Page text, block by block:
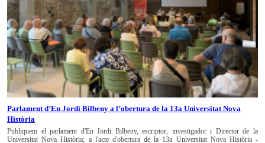
Parlament d’En Jordi Bilbeny a l’obertura de la 13a Universitat Nova
Història
Publiquem el parlament d'En Jordi Bilbeny, escriptor, investigador i Director de la
Universitat Nova Història; a l'acte d'obertura de la 13a Universitat Nova Història -